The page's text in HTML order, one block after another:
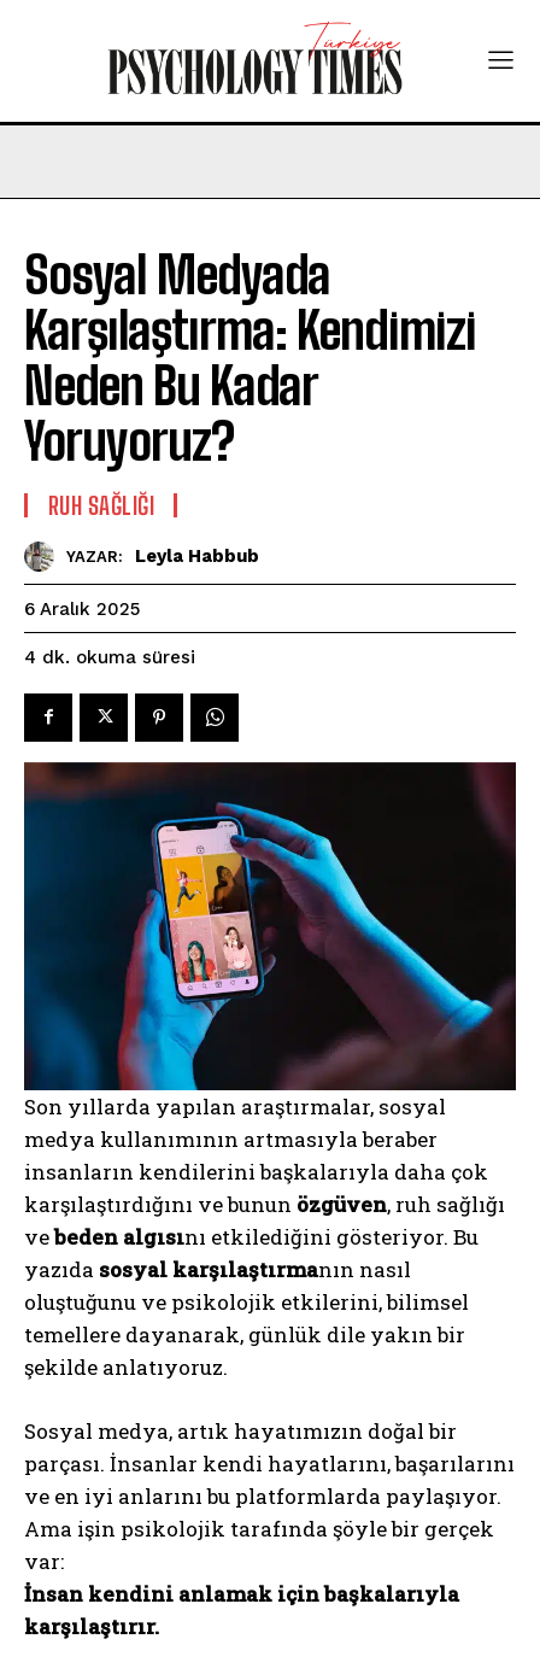
Sosyal Medyada
Karşılaştırma: Kendimizi
Neden Bu Kadar
Yoruyoruz?
⁠RUH SAĞLIĞI
YAZAR: Leyla Habbub
6 Aralık 2025
4 dk. okuma süresi
Son yıllarda yapılan araştırmalar, sosyal
medya kullanımının artmasıyla beraber
insanların kendilerini başkalarıyla daha çok
karşılaştırdığını ve bunun özgüven, ruh sağlığı
vebeden algısını etkilediğini gösteriyor. Bu
yazıda sosyal karşılaştırmanın nasıl
oluştuğunu ve psikolojik etkilerini, bilimsel
temellere dayanarak, günlük dile yakın bir
şekilde anlatıyoruz.
Sosyal medya, artık hayatımızın doğal bir
parçası. İnsanlar kendi hayatlarını, başarılarını
ve en iyi anlarını bu platformlarda paylaşıyor.
Ama işin psikolojik tarafında şöyle bir gerçek
var:
İnsan kendini anlamak için başkalarıyla
karşılaştırır.